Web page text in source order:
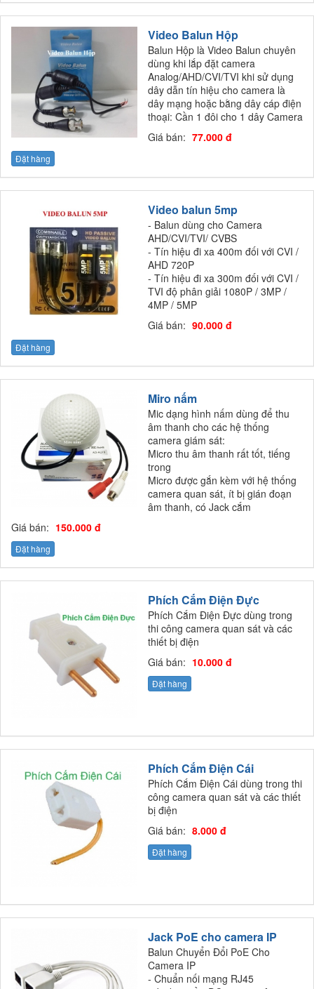
Video Balun Hộp
Balun Hộp là Video Balun chuyên
dùng khi lắp đặt camera
Analog/AHD/CVI/TVI khi sử dụng
dây dẫn tín hiệu cho camera là
dây mạng hoặc bằng dây cáp điện
thoại: Cần 1 đôi cho 1 dây Camera
Giá bán: 77.000 đ
Đặt hàng
Video balun 5mp
- Balun dùng cho Camera
AHD/CVI/TVI/ CVBS
- Tín hiệu đi xa 400m đối với CVI /
AHD 720P
- Tín hiệu đi xa 300m đối với CVI /
TVI độ phân giải 1080P / 3MP /
4MP / 5MP
Giá bán: 90.000 đ
Đặt hàng
Miro nấm
Mic dạng hình nấm dùng để thu
âm thanh cho các hệ thống
camera giám sát:
Micro thu âm thanh rất tốt, tiếng
trong
Micro được gắn kèm với hệ thống
camera quan sát, ít bị gián đoạn
âm thanh, có Jack cắm
Giá bán: 150.000 đ
Đặt hàng
Phích Cắm Điện Đực
Phích Cắm Điện Đực dùng trong
thi công camera quan sát và các
thiết bị điện
Giá bán: 10.000 đ
Đặt hàng
Phích Cắm Điện Cái
Phích Cắm Điện Cái dùng trong thi
công camera quan sát và các thiết
bị điện
Giá bán: 8.000 đ
Đặt hàng
Jack PoE cho camera IP
Balun Chuyển Đổi PoE Cho
Camera IP
- Chuẩn nối mạng RJ45